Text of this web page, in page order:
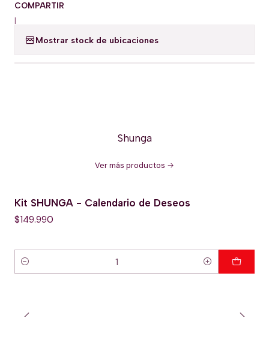
COMPARTIR
|
Mostrar stock de ubicaciones
Shunga
Ver más productos
Kit SHUNGA - Calendario de Deseos
$149.990
Cantidad